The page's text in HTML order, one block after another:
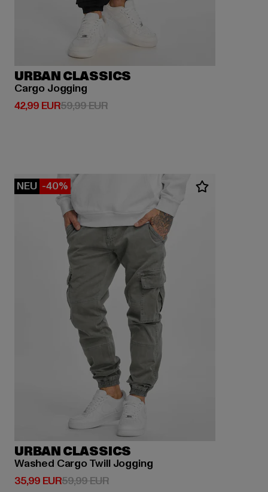
URBAN CLASSICS
Cargo Jogging
42,99 EUR
Derzeitiger Preis: 42,99 EUR
59,99 EURAktionspreis: 59,99 EUR
NEU -40%
URBAN CLASSICS
Washed Cargo Twill Jogging
35,99 EUR
Derzeitiger Preis: 35,99 EUR
59,99 EURAktionspreis: 59,99 EUR